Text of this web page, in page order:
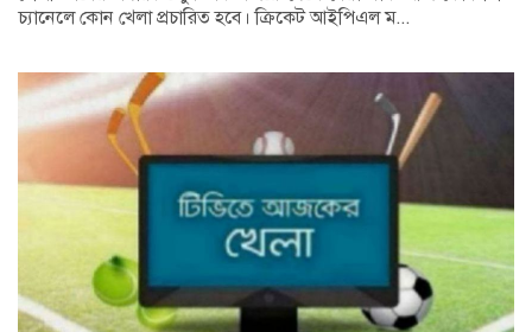
চ্যানেলে কোন খেলা প্রচারিত হবে। ক্রিকেট আইপিএল ম...